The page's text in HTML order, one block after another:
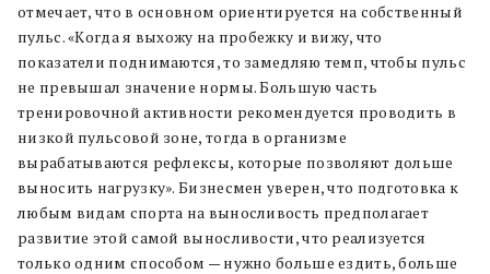
отмечает, что в основном ориентируется на собственный
пульс. «Когда я выхожу на пробежку и вижу, что
показатели поднимаются, то замедляю темп, чтобы пульс
не превышал значение нормы. Большую часть
тренировочной активности рекомендуется проводить в
низкой пульсовой зоне, тогда в организме
вырабатываются рефлексы, которые позволяют дольше
выносить нагрузку». Бизнесмен уверен, что подготовка к
любым видам спорта на выносливость предполагает
развитие этой самой выносливости, что реализуется
только одним способом — нужно больше ездить, больше